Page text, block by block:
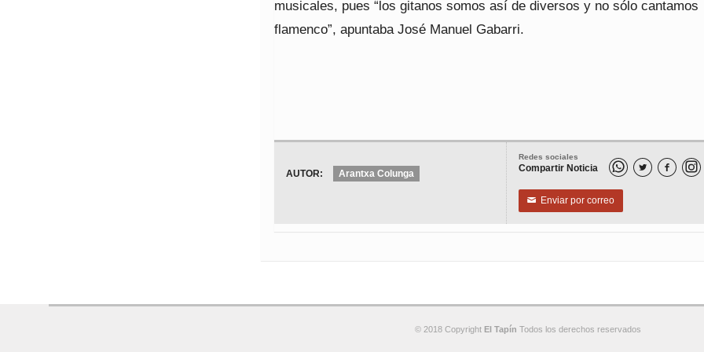
musicales, pues “los gitanos somos así de diversos y no sólo cantamos
flamenco”, apuntaba José Manuel Gabarri.
Redes sociales
Compartir Noticia  
✉ Enviar por correo
AUTOR: Arantxa Colunga
© 2018 Copyright El Tapín Todos los derechos reservados